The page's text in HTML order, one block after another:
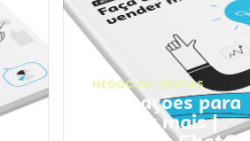
NEGÓCIOS, VENDAS
Faça ações para
vender mais |